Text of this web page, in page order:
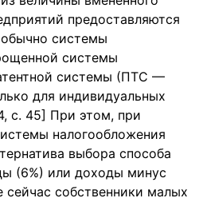
предоставляются
системы
системы
системы (ПТС —
для индивидуальных
с. 45] При этом, при
налогообложения
выбора способа
(6%) или доходы минус
собственники малых